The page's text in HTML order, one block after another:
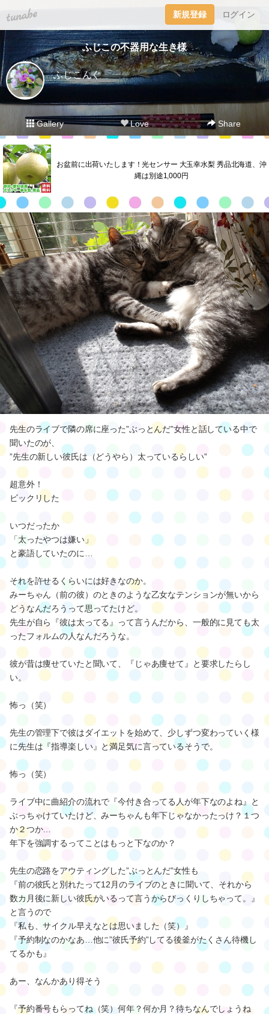
tuna.be 新規登録 ログイン
ふじこの不器用な生き様
ふじこんぐ
Gallery Love Share
お盆前に出荷いたします！光センサー 大玉幸水梨 秀品北海道、沖
縄は別途1,000円
先生のライブで隣の席に座った”ぶっとんだ”女性と話している中で
聞いたのが、
”先生の新しい彼氏は（どうやら）太っているらしい”
超意外！
ビックリした
いつだったか
「太ったやつは嫌い」
と豪語していたのに…
それを許せるくらいには好きなのか。
みーちゃん（前の彼）のときのような乙女なテンションが無いから
どうなんだろうって思ってたけど。
先生が自ら『彼は太ってる』って言うんだから、一般的に見ても太
ったフォルムの人なんだろうな。
彼が昔は痩せていたと聞いて、『じゃあ痩せて』と要求したらし
い。
怖っ（笑）
先生の管理下で彼はダイエットを始めて、少しずつ変わっていく様
に先生は『指導楽しい』と満足気に言っているそうで。
怖っ（笑）
ライブ中に曲紹介の流れで『今付き合ってる人が年下なのよね』と
ぶっちゃけていたけど、みーちゃんも年下じゃなかったっけ？１つ
か２つか…
年下を強調するってことはもっと下なのか？
先生の恋路をアウティングした”ぶっとんだ”女性も
『前の彼氏と別れたって12月のライブのときに聞いて、それから
数カ月後に新しい彼氏がいるって言うからびっくりしちゃって。』
と言うので
『私も、サイクル早えなとは思いました（笑）』
『予約制なのかなあ…他に”彼氏予約”してる後釜がたくさん待機し
てるかも』
あー、なんかあり得そう
『予約番号もらってね（笑）何年？何か月？待ちなんでしょうね